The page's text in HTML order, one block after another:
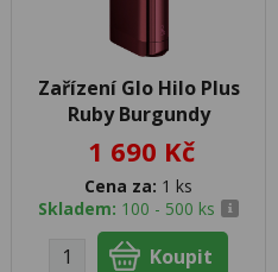
Zařízení Glo Hilo Plus
Ruby Burgundy
1 690 Kč
Cena za: 1 ks
Skladem: 100 - 500 ks